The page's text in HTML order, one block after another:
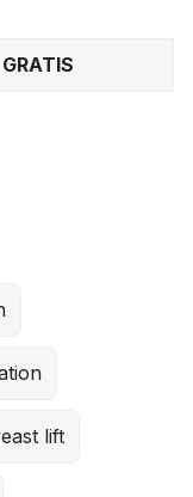
GRATIS
lift